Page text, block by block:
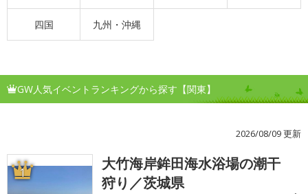
四国 九州・沖縄
GW人気イベントランキングから探す【関東】
2026/08/09 更新
1
大竹海岸鉾田海水浴場の潮干
狩り／茨城県